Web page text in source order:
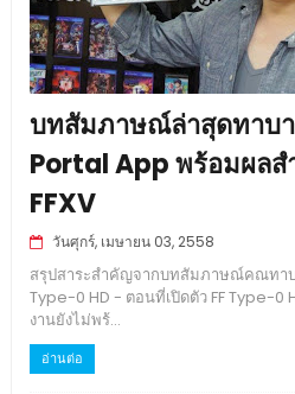
บทสัมภาษณ์ล่าสุดทาบา
Portal App พร้อมผลส
FFXV
วันศุกร์, เมษายน 03, 2558
สรุปสาระสำคัญจากบทสัมภาษณ์คณทาบ
Type-0 HD - ตอนที่เปิดตัว FF Type-0
งานยังไม่พร้...
อ่านต่อ